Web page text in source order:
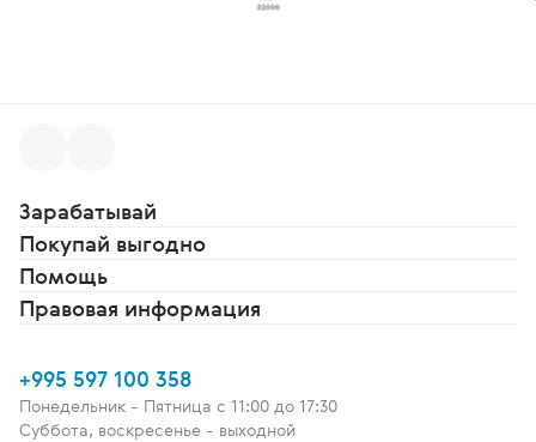
Зарабатывай
Покупай выгодно
Помощь
Правовая информация
+995 597 100 358
Понедельник - Пятница c 11:00 до 17:30
Суббота, воскресенье - выходной